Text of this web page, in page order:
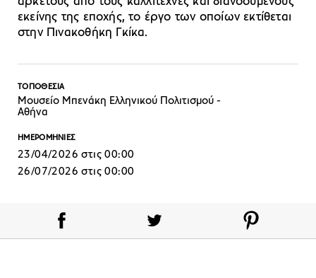
εκείνης της εποχής, το έργο των οποίων εκτίθεται
στην Πινακοθήκη Γκίκα.
ΤΟΠΟΘΕΣΙΑ
Μουσείο Μπενάκη Ελληνικού Πολιτισμού -
Αθήνα
ΗΜΕΡΟΜΗΝΙΕΣ
23/04/2026 στις 00:00
26/07/2026 στις 00:00